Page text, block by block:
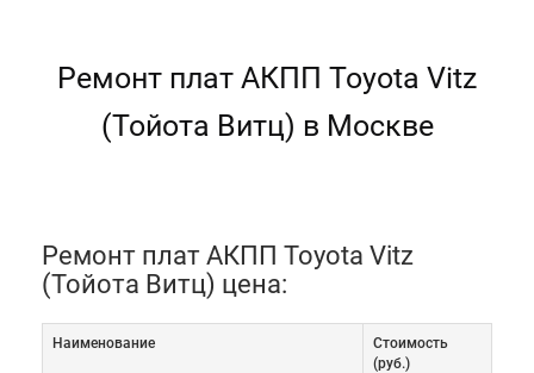
Ремонт плат АКПП Toyota Vitz
(Тойота Витц) в Москве
Ремонт плат АКПП Toyota Vitz
(Тойота Витц) цена:
Наименование
Cтоимость
(руб.)